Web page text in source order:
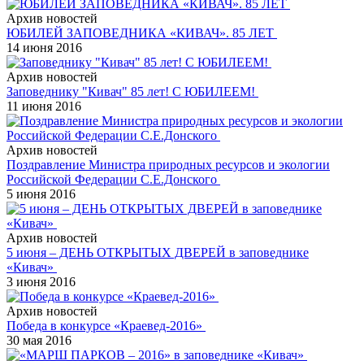
Архив новостей
ЮБИЛЕЙ ЗАПОВЕДНИКА «КИВАЧ». 85 ЛЕТ
14 июня 2016
Архив новостей
Заповеднику "Кивач" 85 лет! С ЮБИЛЕЕМ!
11 июня 2016
Архив новостей
Поздравление Министра природных ресурсов и экологии
Российской Федерации С.Е.Донского
5 июня 2016
Архив новостей
5 июня – ДЕНЬ ОТКРЫТЫХ ДВЕРЕЙ в заповеднике
«Кивач»
3 июня 2016
Архив новостей
Победа в конкурсе «Краевед-2016»
30 мая 2016